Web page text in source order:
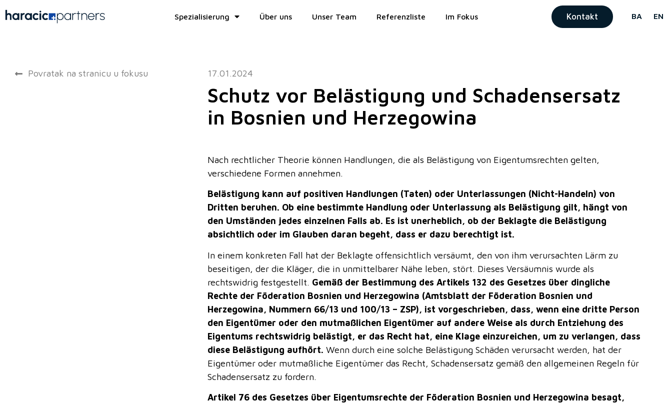
Spezialisierung Über uns Unser Team Referenzliste Im Fokus Kontakt BA EN
Povratak na stranicu u fokusu 17.01.2024
Schutz vor Belästigung und Schadensersatz
in Bosnien und Herzegowina
Nach rechtlicher Theorie können Handlungen, die als Belästigung von Eigentumsrechten gelten,
verschiedene Formen annehmen.
Belästigung kann auf positiven Handlungen (Taten) oder Unterlassungen (Nicht-Handeln) von
Dritten beruhen. Ob eine bestimmte Handlung oder Unterlassung als Belästigung gilt, hängt von
den Umständen jedes einzelnen Falls ab. Es ist unerheblich, ob der Beklagte die Belästigung
absichtlich oder im Glauben daran begeht, dass er dazu berechtigt ist.
In einem konkreten Fall hat der Beklagte offensichtlich versäumt, den von ihm verursachten Lärm zu
beseitigen, der die Kläger, die in unmittelbarer Nähe leben, stört. Dieses Versäumnis wurde als
rechtswidrig festgestellt. Gemäß der Bestimmung des Artikels 132 des Gesetzes über dingliche
Rechte der Föderation Bosnien und Herzegowina (Amtsblatt der Föderation Bosnien und
Herzegowina, Nummern 66/13 und 100/13 – ZSP), ist vorgeschrieben, dass, wenn eine dritte Person
den Eigentümer oder den mutmaßlichen Eigentümer auf andere Weise als durch Entziehung des
Eigentums rechtswidrig belästigt, er das Recht hat, eine Klage einzureichen, um zu verlangen, dass
diese Belästigung aufhört.Wenn durch eine solche Belästigung Schäden verursacht werden, hat der
Eigentümer oder mutmaßliche Eigentümer das Recht, Schadensersatz gemäß den allgemeinen Regeln für
Schadensersatz zu fordern.
Artikel 76 des Gesetzes über Eigentumsrechte der Föderation Bosnien und Herzegowina besagt,